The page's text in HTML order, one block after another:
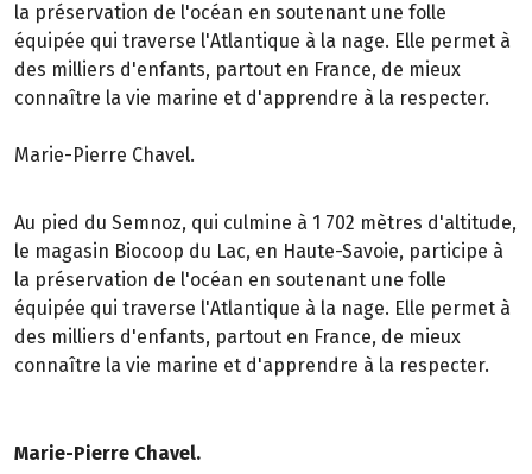
la préservation de l'océan en soutenant une folle
équipée qui traverse l'Atlantique à la nage. Elle permet à
des milliers d'enfants, partout en France, de mieux
connaître la vie marine et d'apprendre à la respecter.
Marie-Pierre Chavel.
Au pied du Semnoz, qui culmine à 1 702 mètres d'altitude,
le magasin Biocoop du Lac, en Haute-Savoie, participe à
la préservation de l'océan en soutenant une folle
équipée qui traverse l'Atlantique à la nage. Elle permet à
des milliers d'enfants, partout en France, de mieux
connaître la vie marine et d'apprendre à la respecter.
Marie-Pierre Chavel.